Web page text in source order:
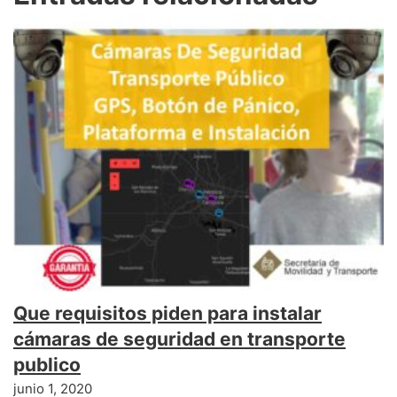
Que requisitos piden para instalar
cámaras de seguridad en transporte
publico
junio 1, 2020